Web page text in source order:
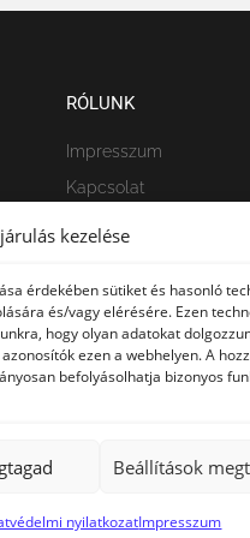
kezelése
érdekében sütiket és hasonló
és/vagy elérésére. Ezen
hogy olyan adatokat
ezen a webhelyen. A
befolyásolhatja bizonyos
Beállítások
nyilatkozatImpresszum
RÓLUNK
Impresszum
Kapcsolat
Ajánlatkérés
2019